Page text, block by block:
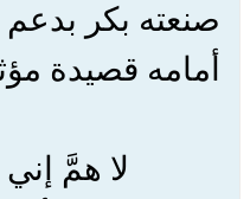
صنعته بكر
أمامه قصيدة
لا همَّ